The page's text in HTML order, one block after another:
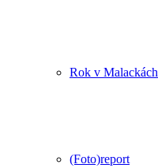
Rok v Malackách
(Foto)report